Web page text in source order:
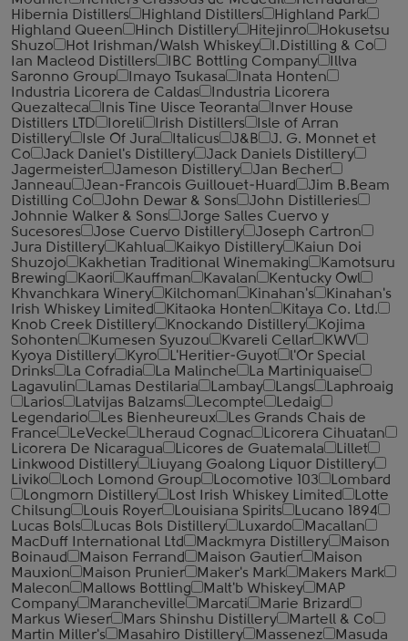
Hibernia Distillers
Highland Distillers
Highland Park
Highland Queen
Hinch Distillery Hitejinro
Hokusetsu
Shuzo
Hot Irishman/Walsh Whiskey
I.Distilling & Co
Ian Macleod Distillers
IBC Bottling Company
Illva
Saronno Group
Imayo Tsukasa
Inata Honten
Industria Licorera de Caldas
Industria Licorera
Quezalteca
Inis Tine Uisce Teoranta
Inver House
Distillers LTD
Ioreli Irish Distillers
Isle of Arran
Distillery
Isle Of Jura Italicus J&B
J. G. Monnet et
Co
Jack Daniel's Distillery
Jack Daniels Distillery
Jagermeister
Jameson Distillery
Jan Becher
Janneau
Jean-Francois Guillouet-Huard
Jim B.Beam
Distilling Co
John Dewar & Sons
John Distilleries
Johnnie Walker & Sons
Jorge Salles Cuervo y
Sucesores
Jose Cuervo Distillery
Joseph Cartron
Jura Distillery
Kahlua Kaikyo Distillery
Kaiun Doi
Shuzojo
Kakhetian Traditional Winemaking
Kamotsuru
Brewing
Kaori Kauffman Kavalan
Kentucky Owl
Khvanchkara Winery
Kilchoman Kinahan's
Kinahan's
Irish Whiskey Limited
Kitaoka Honten
Kitaya Co. Ltd.
Knob Creek Distillery
Knockando Distillery
Kojima
Sohonten
Kumesen Syuzou Kvareli Cellar
KWV
Kyoya Distillery
Kyro L'Heritier-Guyot
l'Or Special
Drinks
La Cofradia La Malinche
La Martiniquaise
Lagavulin
Lamas Destilaria Lambay Langs
Laphroaig
Larios
Latvijas Balzams Lecompte
Ledaig
Legendario
Les Bienheureux
Les Grands Chais de
France
LeVecke Lheraud Cognac
Licorera Cihuatan
Licorera De Nicaragua
Licores de Guatemala
Lillet
Linkwood Distillery
Liuyang Goalong Liquor Distillery
Liviko
Loch Lomond Group Locomotive 103
Lombard
Longmorn Distillery
Lost Irish Whiskey Limited
Lotte
Chilsung
Louis Royer Louisiana Spirits
Lucano 1894
Lucas Bols
Lucas Bols Distillery Luxardo
Macallan
MacDuff International Ltd
Mackmyra Distillery
Maison
Boinaud
Maison Ferrand Maison Gautier
Maison
Mauxion
Maison Prunier Maker's Mark
Makers Mark
Malecon
Mallows Bottling Malt'b Whiskey
MAP
Company
Marancheville Marcati
Marie Brizard
Markus Wieser
Mars Shinshu Distillery
Martell & Co
Martin Miller's
Masahiro Distillery Massenez
Masuda